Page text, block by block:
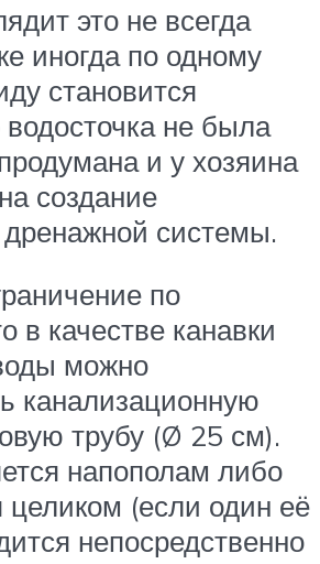
это не всегда
иногда по одному
становится
водосточка не была
и у хозяина
создание
системы.
по
в качестве канавки
можно
канализационную
трубу (Ø 25 см).
напополам либо
целиком (если один её
непосредственно